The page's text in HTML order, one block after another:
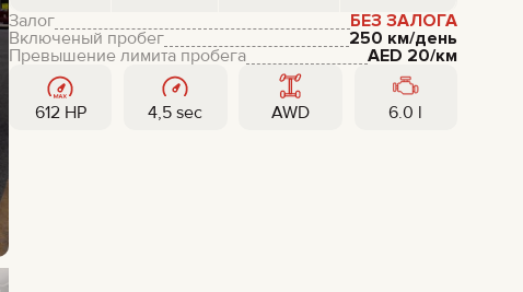
Залог
БЕЗ ЗАЛОГА
Включеный пробег
250 км/день
Превышение лимита пробега
AED 20/км
612 HP 4,5 sec AWD 6.0 l